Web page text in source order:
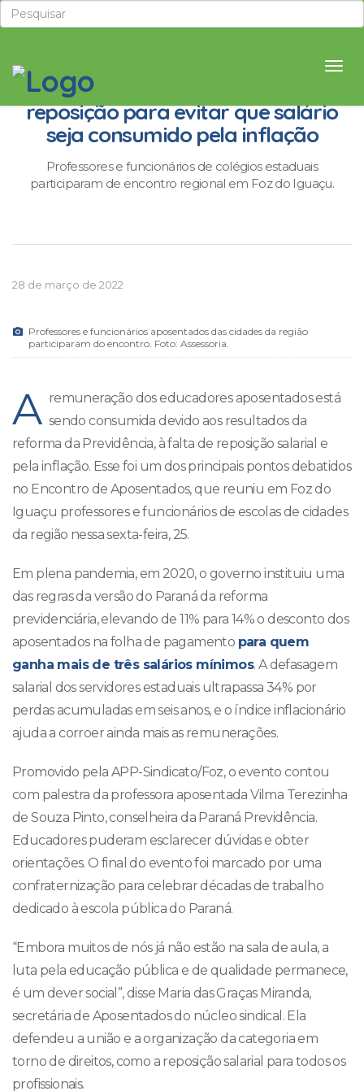
Educadores aposentados cobram
reposição para evitar que salário
seja consumido pela inflação
Professores e funcionários de colégios estaduais
participaram de encontro regional em Foz do Iguaçu.
28 de março de 2022
Professores e funcionários aposentados das cidades da região
participaram do encontro. Foto: Assessoria.
A remuneração dos educadores aposentados está
sendo consumida devido aos resultados da
reforma da Previdência, à falta de reposição salarial e
pela inflação. Esse foi um dos principais pontos debatidos
no Encontro de Aposentados, que reuniu em Foz do
Iguaçu professores e funcionários de escolas de cidades
da região nessa sexta-feira, 25.
Em plena pandemia, em 2020, o governo instituiu uma
das regras da versão do Paraná da reforma
previdenciária, elevando de 11% para 14% o desconto dos
aposentados na folha de pagamento para quem
ganha mais de três salários mínimos. A defasagem
salarial dos servidores estaduais ultrapassa 34% por
perdas acumuladas em seis anos, e o índice inflacionário
ajuda a corroer ainda mais as remunerações.
Promovido pela APP-Sindicato/Foz, o evento contou
com palestra da professora aposentada Vilma Terezinha
de Souza Pinto, conselheira da Paraná Previdência.
Educadores puderam esclarecer dúvidas e obter
orientações. O final do evento foi marcado por uma
confraternização para celebrar décadas de trabalho
dedicado à escola pública do Paraná.
“Embora muitos de nós já não estão na sala de aula, a
luta pela educação pública e de qualidade permanece,
é um dever social”, disse Maria das Graças Miranda,
secretária de Aposentados do núcleo sindical. Ela
defendeu a união e a organização da categoria em
torno de direitos, como a reposição salarial para todos os
profissionais.